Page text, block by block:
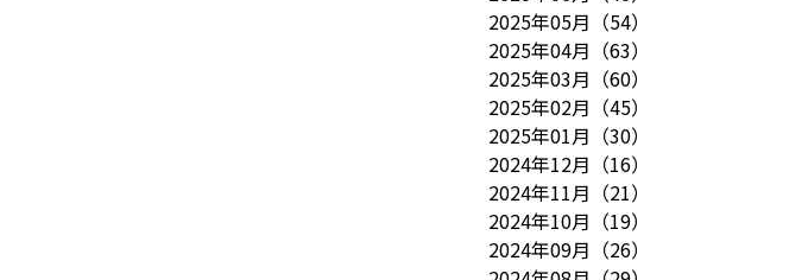
2025年05月 （54）
2025年04月 （63）
2025年03月 （60）
2025年02月 （45）
2025年01月 （30）
2024年12月 （16）
2024年11月 （21）
2024年10月 （19）
2024年09月 （26）